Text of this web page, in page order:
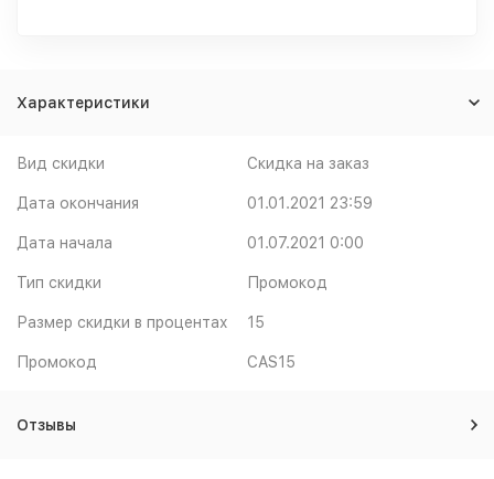
Характеристики
Вид скидки Скидка на заказ
Дата окончания 01.01.2021 23:59
Дата начала 01.07.2021 0:00
Тип скидки Промокод
Размер скидки в процентах 15
Промокод CAS15
Отзывы